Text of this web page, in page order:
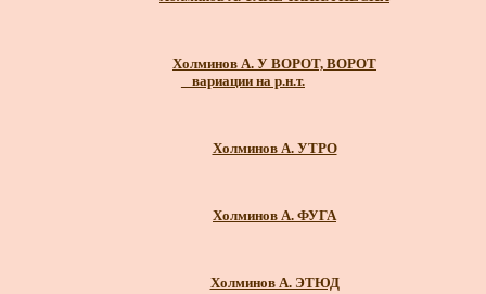
Холминов А. У ВОРОТ, ВОРОТ
_ вариации на р.н.т.
Холминов А. УТРО
Холминов А. ФУГА
Холминов А. ЭТЮД